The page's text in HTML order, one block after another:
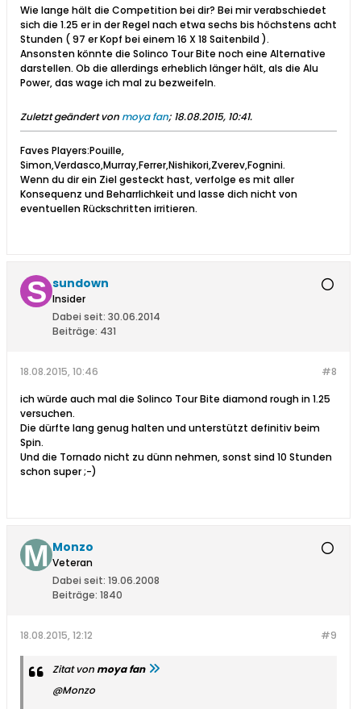
Wie lange hält die Competition bei dir? Bei mir verabschiedet
sich die 1.25 er in der Regel nach etwa sechs bis höchstens acht
Stunden ( 97 er Kopf bei einem 16 X 18 Saitenbild ).
Ansonsten könnte die Solinco Tour Bite noch eine Alternative
darstellen. Ob die allerdings erheblich länger hält, als die Alu
Power, das wage ich mal zu bezweifeln.
Zuletzt geändert von moya fan; 18.08.2015, 10:41.
Faves Players:Pouille,
Simon,Verdasco,Murray,Ferrer,Nishikori,Zverev,Fognini.
Wenn du dir ein Ziel gesteckt hast, verfolge es mit aller
Konsequenz und Beharrlichkeit und lasse dich nicht von
eventuellen Rückschritten irritieren.
sundown
Insider
Dabei seit: 30.06.2014
Beiträge: 431
#8
18.08.2015, 10:46
ich würde auch mal die Solinco Tour Bite diamond rough in 1.25
versuchen.
Die dürfte lang genug halten und unterstützt definitiv beim
Spin.
Und die Tornado nicht zu dünn nehmen, sonst sind 10 Stunden
schon super ;-)
Monzo
Veteran
Dabei seit: 19.06.2008
Beiträge: 1840
#9
18.08.2015, 12:12
Zitat vonmoya fan
@Monzo